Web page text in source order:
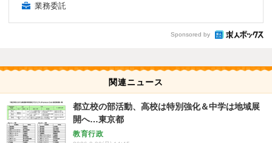
業務委託
Sponsored by
関連ニュース
都立校の部活動、高校は特別強化＆中学は地域展
開へ…東京都
教育行政